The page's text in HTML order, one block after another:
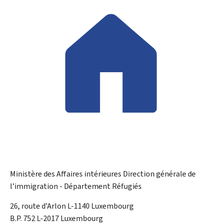
Ministère des Affaires intérieures Direction générale de
l’immigration - Département Réfugiés
ADRESSE
:
26, route d’Arlon L-1140 Luxembourg
B.P. 752 L-2017 Luxembourg